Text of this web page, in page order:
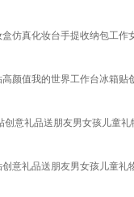
仿真化妆台手提收纳包工作
颜值我的世界工作台冰箱
创意礼品送朋友男女孩儿童
意礼品送朋友男女孩儿童礼